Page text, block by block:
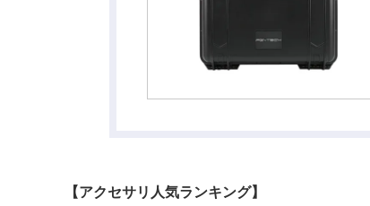
【アクセサリ人気ランキング】